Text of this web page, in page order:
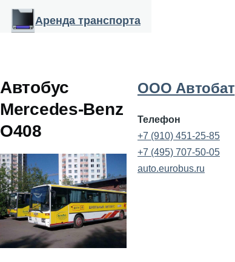
Перейти к основному содержанию
Аренда транспорта
Автобус
Mercedes-Benz
О408
ООО Автобат
Телефон
+7 (910) 451-25-85
+7 (495) 707-50-05
auto.eurobus.ru